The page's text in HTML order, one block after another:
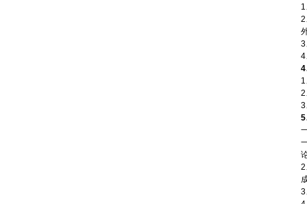
2
3
4
4
2
3
5
2
3